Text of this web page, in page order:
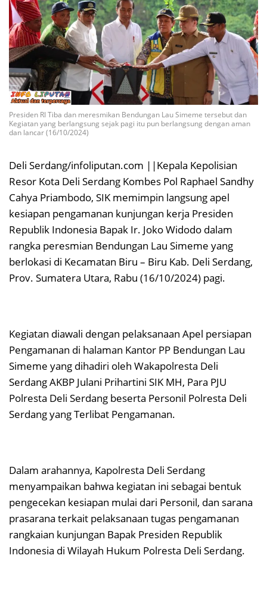
Presiden RI Tiba dan meresmikan Bendungan Lau Simeme tersebut dan
Kegiatan yang berlangsung sejak pagi itu pun berlangsung dengan aman
dan lancar (16/10/2024)
Deli Serdang/infoliputan.com ||Kepala Kepolisian
Resor Kota Deli Serdang Kombes Pol Raphael Sandhy
Cahya Priambodo, SIK memimpin langsung apel
kesiapan pengamanan kunjungan kerja Presiden
Republik Indonesia Bapak Ir. Joko Widodo dalam
rangka peresmian Bendungan Lau Simeme yang
berlokasi di Kecamatan Biru – Biru Kab. Deli Serdang,
Prov. Sumatera Utara, Rabu (16/10/2024) pagi.
Kegiatan diawali dengan pelaksanaan Apel persiapan
Pengamanan di halaman Kantor PP Bendungan Lau
Simeme yang dihadiri oleh Wakapolresta Deli
Serdang AKBP Julani Prihartini SIK MH, Para PJU
Polresta Deli Serdang beserta Personil Polresta Deli
Serdang yang Terlibat Pengamanan.
Dalam arahannya, Kapolresta Deli Serdang
menyampaikan bahwa kegiatan ini sebagai bentuk
pengecekan kesiapan mulai dari Personil, dan sarana
prasarana terkait pelaksanaan tugas pengamanan
rangkaian kunjungan Bapak Presiden Republik
Indonesia di Wilayah Hukum Polresta Deli Serdang.